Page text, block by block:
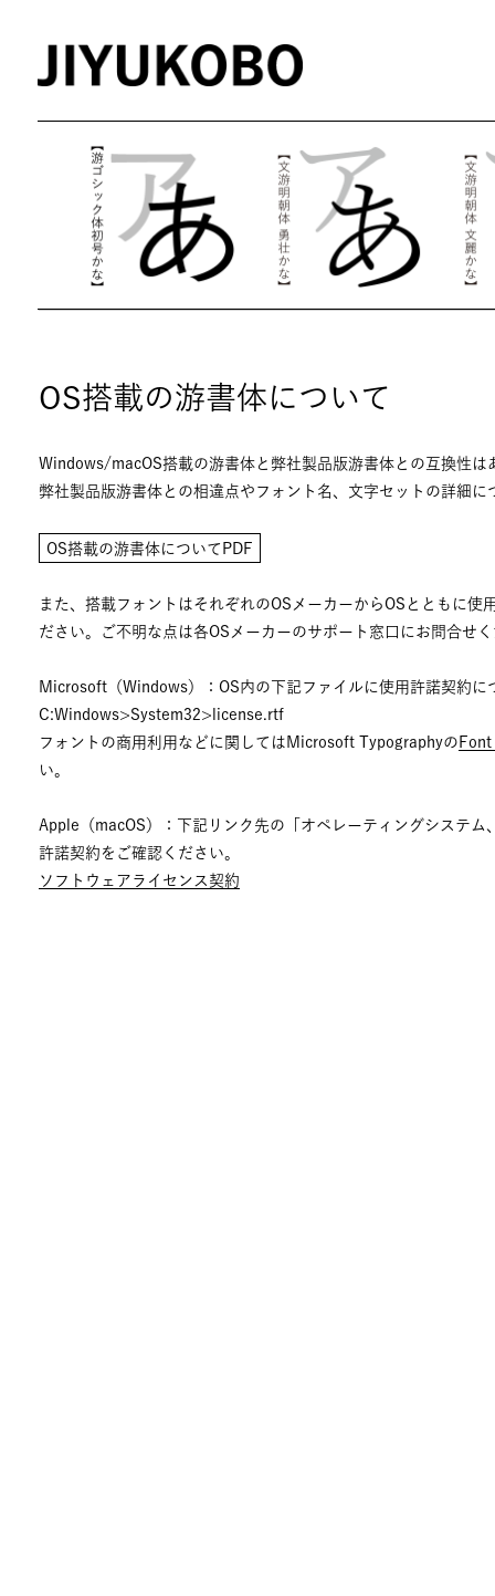
OS搭載の游書体について
Windows/macOS搭載の游書体と弊社製品版游書体との互換性は
弊社製品版游書体との相違点やフォント名、文字セットの詳細
OS搭載の游書体についてPDF
また、搭載フォントはそれぞれのOSメーカーからOSとともに
ださい。ご不明な点は各OSメーカーのサポート窓口にお問合せ
Microsoft（Windows）：OS内の下記ファイルに使用許諾契約に
C:Windows>System32>license.rtf
フォントの商用利用などに関してはMicrosoft Typographyの
い。
Apple（macOS）：下記リンク先の「オペレーティングシステ
許諾契約をご確認ください。
ソフトウェアライセンス契約